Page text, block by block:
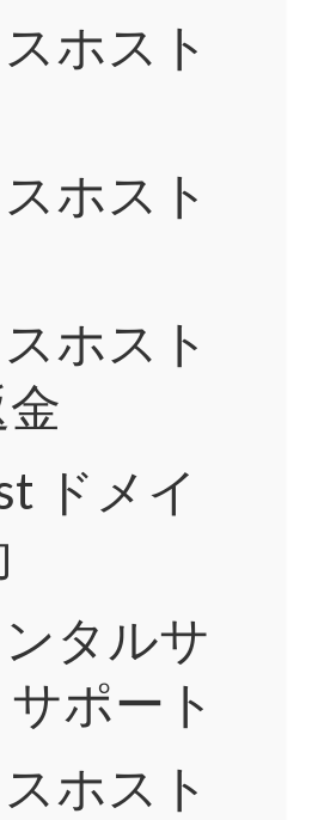
ホスト
ホスト
ホスト
ドメイ
タルサ
ポート
ホスト